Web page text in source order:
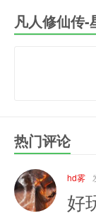
凡人修仙传-
热门评论
hd雾
好